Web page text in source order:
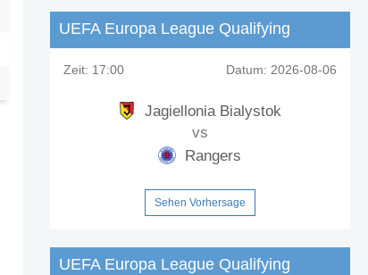
UEFA Europa League Qualifying
Zeit: 17:00 Datum: 2026-08-06
Jagiellonia Bialystok
vs
Rangers
Sehen Vorhersage
UEFA Europa League Qualifying